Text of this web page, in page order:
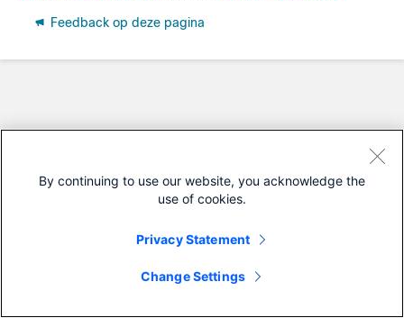
Feedback op deze pagina
By continuing to use our website, you acknowledge the
use of cookies.
Privacy Statement
Change Settings